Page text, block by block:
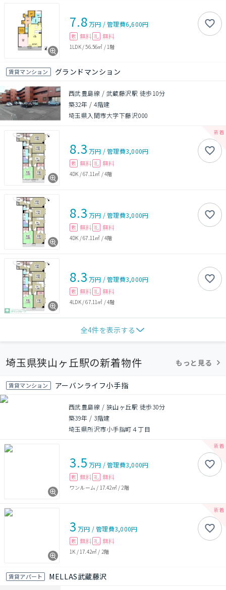
7.8万円 /管理費6,600円
敷 無料 礼 無料
1LDK/56.56㎡ / 1階
賃貸マンション グランドマンション
西武豊島線 / 武蔵藤沢駅 徒歩10分
築32年 /4階建
埼玉県入間市大字下藤沢000
8.3 万円 /管理費3,000円
敷 無料 礼 無料
4DK /67.11㎡ /4階
8.3 万円 /管理費3,000円
敷 無料 礼 無料
4DK /67.11㎡ /4階
8.3 万円 /管理費3,000円
敷 無料 礼 無料
4LDK/67.11㎡ /4階
全4件を表示する
埼玉県狭山ヶ丘駅の新着物件 もっと見る
賃貸マンション アーバンライフ小手指
西武豊島線 / 狭山ヶ丘駅 徒歩30分
築39年 / 3階建
埼玉県所沢市小手指町４丁目
3.5 万円 /管理費3,000円
敷 無料 礼 無料
ワンルーム / 17.42㎡/ 2階
3 万円 /管理費3,000円
敷 無料 礼 無料
1K / 17.42㎡ / 2階
賃貸アパート MELLAS武蔵藤沢